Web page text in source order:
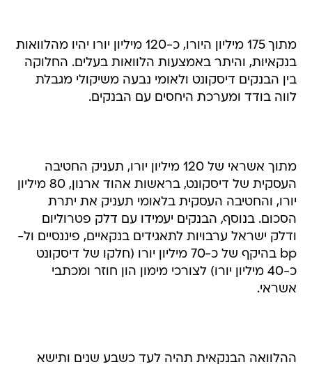
מתוך 175 מיליון היורו, כ-120 מיליון יורו יהיו מהלוואות
בנקאיות, והיתר באמצעות הלוואות בעלים. החלוקה
בין הבנקים דיסקונט ולאומי נבעה משיקולי מגבלת
לווה בודד ומערכת היחסים עם הבנקים.
מתוך אשראי של 120 מיליון יורו, תעניק החטיבה
העסקית של דיסקונט, בראשות אהוד ארנון, 80 מיליון
יורו, והחטיבה העסקית בלאומי תעניק את יתרת
הסכום. בנוסף, הבנקים יעמידו עם דלק פטרוליום
ודלק ישראל ערבויות לתאגידים בנקאיים, פיננסיים ול-
bp בהיקף של כ-70 מיליון יורו (חלקו של דיסקונט
כ-40 מיליון יורו) לצורכי מימון הון חוזר ומכתבי
אשראי.
ההלוואה הבנקאית תהיה לעד כשבע שנים ותישא